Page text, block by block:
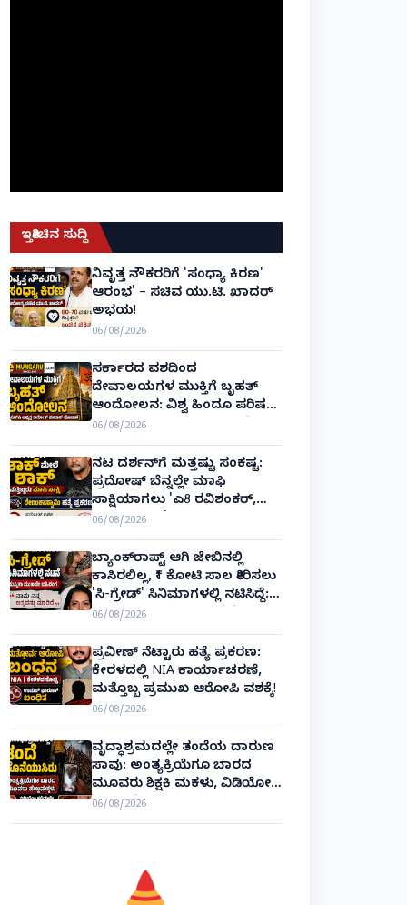
ಇತ್ತೀಚಿನ ಸುದ್ದಿ
ನಿವೃತ್ತ ನೌಕರರಿಗೆ 'ಸಂಧ್ಯಾ ಕಿರಣ'
ಆರಂಭ' – ಸಚಿವ ಯು.ಟಿ. ಖಾದರ್
ಅಭಯ!
06/08/2026
ಸರ್ಕಾರದ ವಶದಿಂದ
ದೇವಾಲಯಗಳ ಮುಕ್ತಿಗೆ ಬೃಹತ್
ಆಂದೋಲನ: ವಿಶ್ವ ಹಿಂದೂ ಪರಿಷತ್
ಅಂತರರಾಷ್ಟ್ರೀಯ ಅಧ್ಯಕ್ಷ ಅಲೋಕ್
ಕುಮಾರ್ ಘೋಷಣೆ!
06/08/2026
ನಟ ದರ್ಶನ್‌ಗೆ ಮತ್ತಷ್ಟು ಸಂಕಷ್ಟ:
ಪ್ರದೋಷ್ ಬೆನ್ನಲ್ಲೇ ಮಾಫಿ
ಸಾಕ್ಷಿಯಾಗಲು 'ಎ8 ರವಿಶಂಕರ್,
ಎ10 ವಿನಯ್' ಅರ್ಜಿ!
06/08/2026
ಬ್ಯಾಂಕ್‌ರಾಪ್ಟ್‌ ಆಗಿ ಜೇಬಿನಲ್ಲಿ
ಕಾಸಿರಲಿಲ್ಲ, ₹1 ಕೋಟಿ ಸಾಲ ತೀರಿಸಲು
'ಸಿ-ಗ್ರೇಡ್' ಸಿನಿಮಾಗಳಲ್ಲಿ ನಟಿಸಿದ್ದೆ:
ನಟಿ ಸುಸ್ಮಿತಾ ಮುಖರ್ಜಿ ಕಣ್ಣೀರಿನ
ಹಣೆಬರಹ!
06/08/2026
ಪ್ರವೀಣ್ ನೆಟ್ಟಾರು ಹತ್ಯೆ ಪ್ರಕರಣ:
ಕೇರಳದಲ್ಲಿ NIA ಕಾರ್ಯಾಚರಣೆ,
ಮತ್ತೊಬ್ಬ ಪ್ರಮುಖ ಆರೋಪಿ ವಶಕ್ಕೆ!
06/08/2026
ವೃದ್ಧಾಶ್ರಮದಲ್ಲೇ ತಂದೆಯ ದಾರುಣ
ಸಾವು: ಅಂತ್ಯಕ್ರಿಯೆಗೂ ಬಾರದ
ಮೂವರು ಶಿಕ್ಷಕಿ ಮಕಳು, ವಿಡಿಯೋ
ಕಾಲಿನಲ್ಲೇ ಅಂತಿಮ ದರ್ಶನ!
06/08/2026